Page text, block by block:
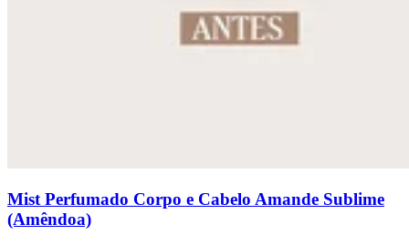
Mist Perfumado Corpo e Cabelo Amande Sublime
(Amêndoa)